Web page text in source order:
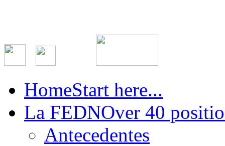
HomeStart here...
La FEDNOver 40
Antecedentes